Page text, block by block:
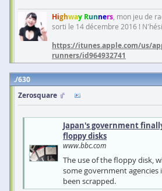
Highway Runners , mon jeu de
sorti le 14 décembre 2016 !
https://itunes.apple.com/us/
runners/id964932741
630
Zerosquare
Japan's government
floppy disks
www.bbc.com
The use of the floppy disk,
some government agencies
been scrapped.